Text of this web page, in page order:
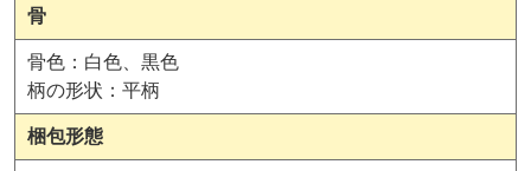
骨
骨色：白色、黒色
柄の形状：平柄
梱包形態